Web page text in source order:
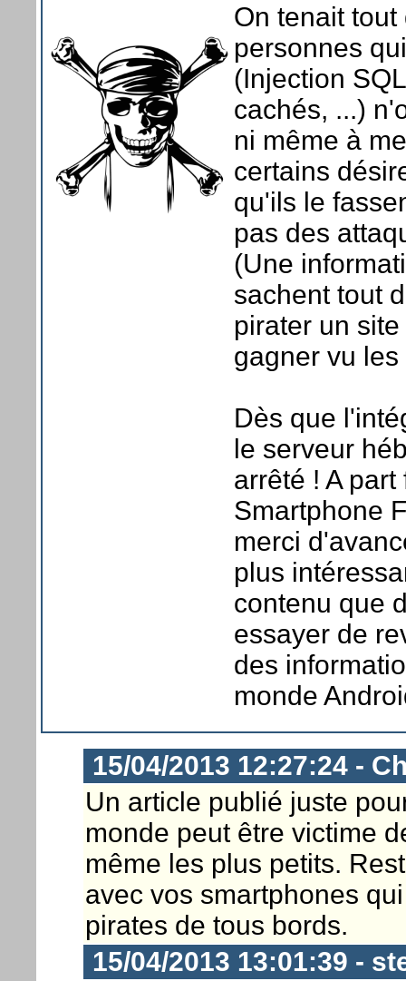
On tenait
personnes
(Injection
cachés, ...)
ni même à
certains
qu'ils le
pas des
(Une
sachent tout
pirater un
gagner vu
Dès que
le serveur
arrêté ! A
Smartphone
merci
plus
contenu que
essayer de
des
monde
15/04/2013 12:27:24 -
Un article publié juste
monde peut être victime
même les plus petits.
avec vos smartphones
pirates de tous bords.
15/04/2013 13:01:39 -